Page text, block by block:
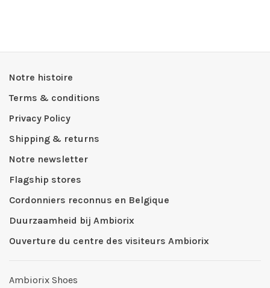
Notre histoire
Terms & conditions
Privacy Policy
Shipping & returns
Notre newsletter
Flagship stores
Cordonniers reconnus en Belgique
Duurzaamheid bij Ambiorix
Ouverture du centre des visiteurs Ambiorix
Ambiorix Shoes